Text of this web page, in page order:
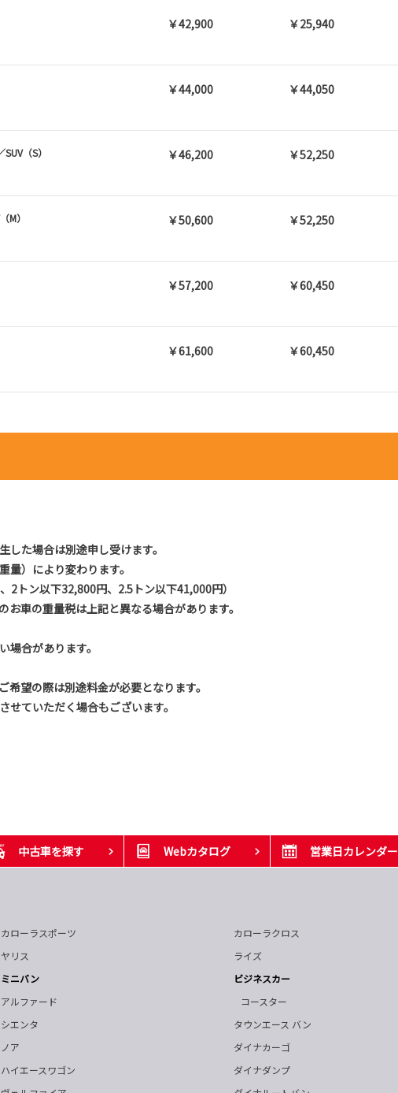
￥42,900 ￥25,940
￥44,000 ￥44,050
（S） ￥46,200 ￥52,250
M） ￥50,600 ￥52,250
￥57,200 ￥60,450
￥61,600 ￥60,450
た場合は別途申し受けます。
）により変わります。
2トン以下32,800円、2.5トン以下41,000円）
車の重量税は上記と異なる場合があります。
合があります。
望の際は別途料金が必要となります。
ていただく場合もございます。
中古車を探す Webカタログ 営業日カレンダー
カローラスポーツ
ヤリス
ミニバン
アルファード
シエンタ
ノア
ハイエースワゴン
カローラクロス
ライズ
ビジネスカー
コースター
タウンエース バン
ダイナカーゴ
ダイナダンプ